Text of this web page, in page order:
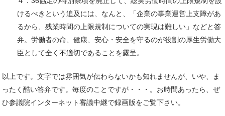
けるべきという追及には、なんと、「企業の事業運営上支障があ
るから、残業時間の上限規制についての実現は難しい」などと答
弁。労働者の命、健康、安心・安全を守るのが役割の厚生労働大
臣として全く不適切であることを露呈。
以上です。文字では雰囲気が伝わらないかも知れませんが、いや、ま
ったく酷い答弁です。毎度のことですが・・・。お時間あったら、ぜ
ひ参議院インターネット審議中継で録画版をご覧下さい。